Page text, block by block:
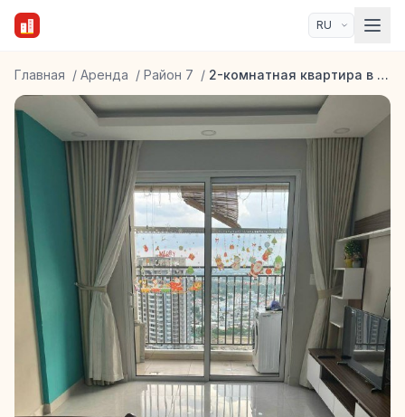
Главная / Аренда / Район 7 / 2-комнатная квартира в Sunrise Riverside